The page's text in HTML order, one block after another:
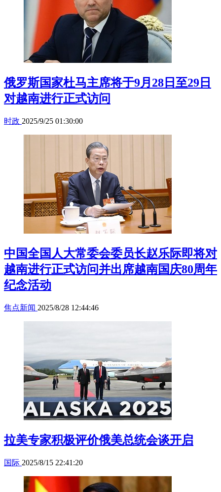
俄罗斯国家杜马主席将于9月28日至29日
对越南进行正式访问
时政 2025/9/25 01:30:00
中国全国人大常委会委员长赵乐际即将对
越南进行正式访问并出席越南国庆80周年
纪念活动
焦点新闻 2025/8/28 12:44:46
拉美专家积极评价俄美总统会谈开启
国际 2025/8/15 22:41:20